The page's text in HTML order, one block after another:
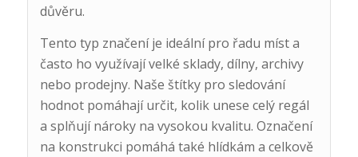
důvěru.
Tento typ značení je ideální pro řadu míst a
často ho využívají velké sklady, dílny, archivy
nebo prodejny. Naše štítky pro sledování
hodnot pomáhají určit, kolik unese celý regál
a splňují nároky na vysokou kvalitu. Označení
na konstrukci pomáhá také hlídkám a celkově